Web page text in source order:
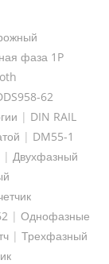
фаза 1P
62
| DIN RAIL
| DM55-1
| Двухфазный
| Однофазные
| Трехфазный